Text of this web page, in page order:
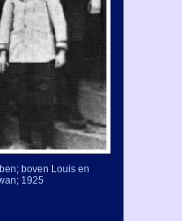
boven Louis en
1925